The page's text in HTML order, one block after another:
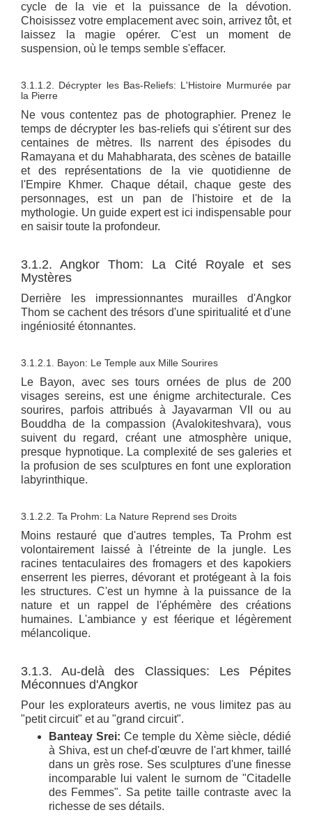
cycle de la vie et la puissance de la dévotion.
Choisissez votre emplacement avec soin, arrivez tôt, et
laissez la magie opérer. C'est un moment de
suspension, où le temps semble s'effacer.
3.1.1.2. Décrypter les Bas-Reliefs: L'Histoire Murmurée par
la Pierre
Ne vous contentez pas de photographier. Prenez le
temps de décrypter les bas-reliefs qui s'étirent sur des
centaines de mètres. Ils narrent des épisodes du
Ramayana et du Mahabharata, des scènes de bataille
et des représentations de la vie quotidienne de
l'Empire Khmer. Chaque détail, chaque geste des
personnages, est un pan de l'histoire et de la
mythologie. Un guide expert est ici indispensable pour
en saisir toute la profondeur.
3.1.2. Angkor Thom: La Cité Royale et ses
Mystères
Derrière les impressionnantes murailles d'Angkor
Thom se cachent des trésors d'une spiritualité et d'une
ingéniosité étonnantes.
3.1.2.1. Bayon: Le Temple aux Mille Sourires
Le Bayon, avec ses tours ornées de plus de 200
visages sereins, est une énigme architecturale. Ces
sourires, parfois attribués à Jayavarman VII ou au
Bouddha de la compassion (Avalokiteshvara), vous
suivent du regard, créant une atmosphère unique,
presque hypnotique. La complexité de ses galeries et
la profusion de ses sculptures en font une exploration
labyrinthique.
3.1.2.2. Ta Prohm: La Nature Reprend ses Droits
Moins restauré que d'autres temples, Ta Prohm est
volontairement laissé à l'étreinte de la jungle. Les
racines tentaculaires des fromagers et des kapokiers
enserrent les pierres, dévorant et protégeant à la fois
les structures. C'est un hymne à la puissance de la
nature et un rappel de l'éphémère des créations
humaines. L'ambiance y est féerique et légèrement
mélancolique.
3.1.3. Au-delà des Classiques: Les Pépites
Méconnues d'Angkor
Pour les explorateurs avertis, ne vous limitez pas au
"petit circuit" et au "grand circuit".
Banteay Srei: Ce temple du Xème siècle, dédié
à Shiva, est un chef-d'œuvre de l'art khmer, taillé
dans un grès rose. Ses sculptures d'une finesse
incomparable lui valent le surnom de "Citadelle
des Femmes". Sa petite taille contraste avec la
richesse de ses détails.